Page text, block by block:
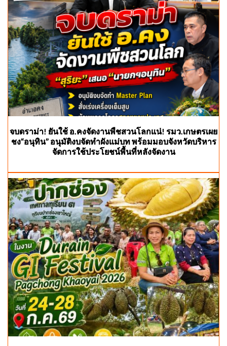
จบดราม่า! ยันใช้ อ.คงจัดงานพืชสวนโลกแน่! รมว.เกษตรเผย
ชง“อนุทิน” อนุมัติงบจัดทำผังแม่บท พร้อมมอบจังหวัดบริหาร
จัดการใช้ประโยชน์พื้นที่หลังจัดงาน